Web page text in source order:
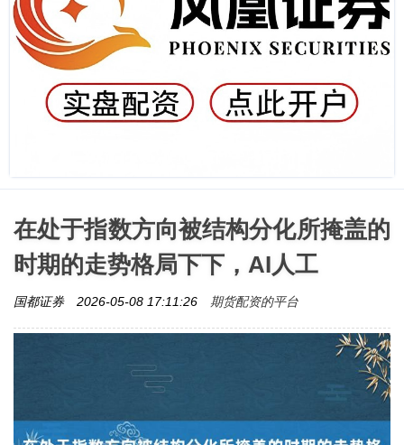
在处于指数方向被结构分化所掩盖的
时期的走势格局下下，AI人工
国都证券 2026-05-08 17:11:26 期货配资的平台